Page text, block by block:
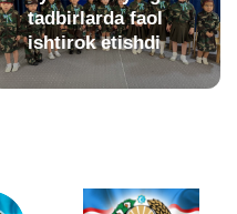
tadbirlarda faol
ishtirok etishdi